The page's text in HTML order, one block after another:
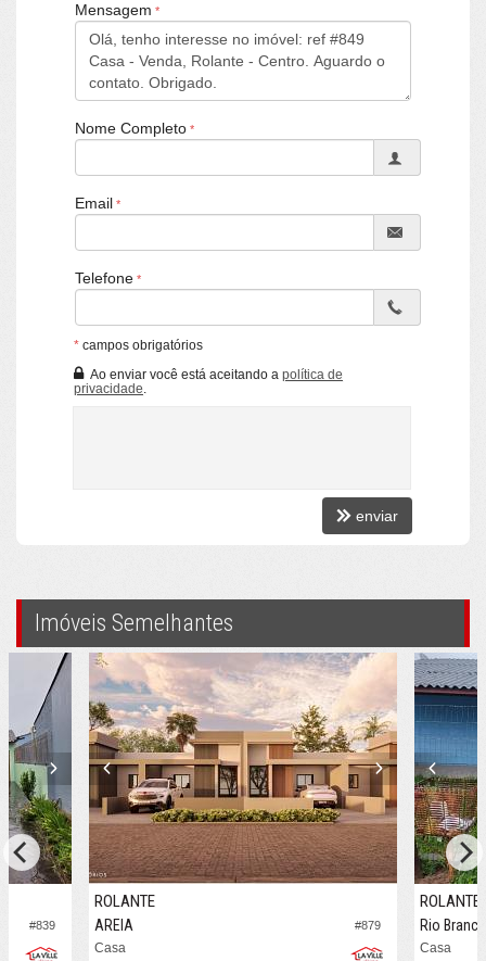
Mensagem
Nome Completo
Email
Telefone
* campos obrigatórios
Ao enviar você está aceitando a política de
privacidade
enviar
Imóveis Semelhantes
#839 #879
ROLANTE
AREIA
Casa
ROLANTE
Rio Branco
Casa